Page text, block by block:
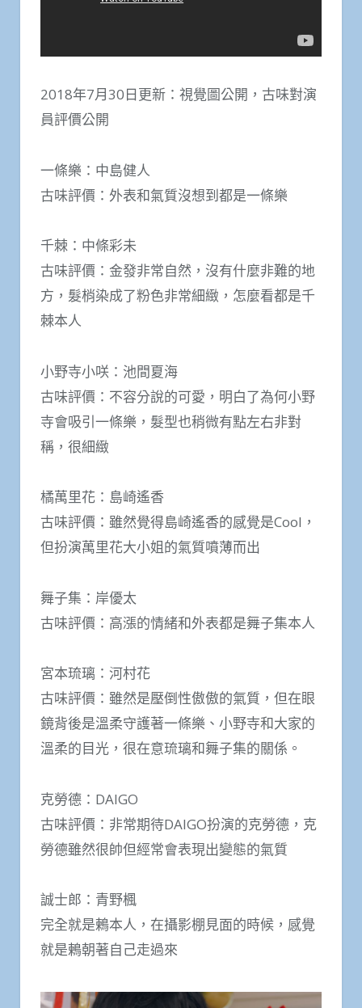
2018年7月30日更新：視覺圖公開，古味對演
員評價公開
一條樂：中島健人
古味評價：外表和氣質沒想到都是一條樂
千棘：中條彩未
古味評價：金發非常自然，沒有什麼非難的地
方，髮梢染成了粉色非常細緻，怎麼看都是千
棘本人
小野寺小咲：池間夏海
古味評價：不容分說的可愛，明白了為何小野
寺會吸引一條樂，髮型也稍微有點左右非對
稱，很細緻
橘萬里花：島崎遙香
古味評價：雖然覺得島崎遙香的感覺是Cool，
但扮演萬里花大小姐的氣質噴薄而出
舞子集：岸優太
古味評價：高漲的情緒和外表都是舞子集本人
宮本琉璃：河村花
古味評價：雖然是壓倒性傲傲的氣質，但在眼
鏡背後是溫柔守護著一條樂、小野寺和大家的
溫柔的目光，很在意琉璃和舞子集的關係。
克勞德：DAIGO
古味評價：非常期待DAIGO扮演的克勞德，克
勞德雖然很帥但經常會表現出變態的氣質
誠士郎：青野楓
完全就是鶫本人，在攝影棚見面的時候，感覺
就是鶫朝著自己走過來